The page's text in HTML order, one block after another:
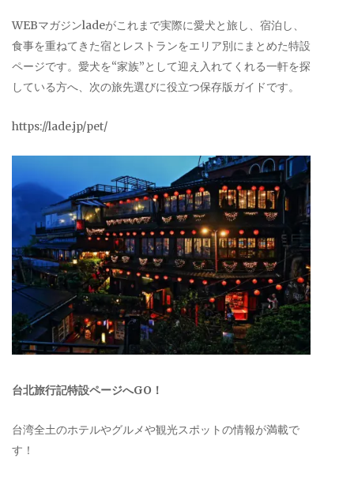
WEBマガジンladeがこれまで実際に愛犬と旅し、宿泊し、
食事を重ねてきた宿とレストランをエリア別にまとめた特設
ページです。愛犬を“家族”として迎え入れてくれる一軒を探
している方へ、次の旅先選びに役立つ保存版ガイドです。
https://lade.jp/pet/
台北旅行記特設ページへGO！
台湾全土のホテルやグルメや観光スポットの情報が満載で
す！